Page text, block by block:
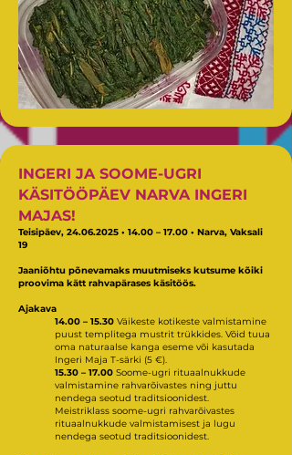
INGERI JA SOOME-UGRI
KÄSITÖÖPÄEV NARVA INGERI
MAJAS!
Teisipäev, 24.06.2025 • 14.00 – 17.00 • Narva, Vaksali
19
Jaaniõhtu põnevamaks muutmiseks kutsume kõiki
proovima kätt rahvapärases käsitöös.
Ajakava
14.00 – 15.30 Väikeste kotikeste valmistamine
puust templitega mustrit trükkides. Võid tuua
oma naturaalse kanga eseme või kasutada
Ingeri Maja T-särki (5 €).
15.30 – 17.00 Soome-ugri rituaalnukkude
valmistamine rahvarõivastes ning juttu
nendega seotud traditsioonidest.
Meistriklass soome-ugri rahvarõivastes
rituaalnukkude valmistamisest ja lugu
nendega seotud traditsioonidest.